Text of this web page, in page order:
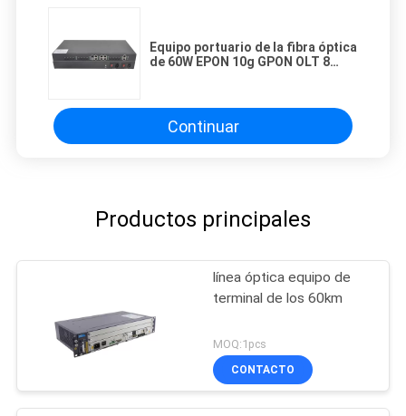
Equipo portuario de la fibra óptica
de 60W EPON 10g GPON OLT 8
Continuar
Productos principales
línea óptica equipo de
terminal de los 60km
MOQ:1pcs
CONTACTO